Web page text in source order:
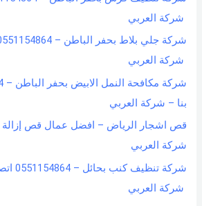
شركة العربي
شركة العربي
بنا – شركة العربي
قص اشجار الرياض – افضل عمال قص إزالة
شركة العربي
شركة العربي